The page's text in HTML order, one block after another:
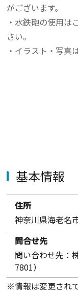
がございます。
・水鉄砲の使用は
さい。
・イラスト・写真
基本情報
住所
神奈川県海老名
問合せ先
問い合わせ先：
7801）
※情報は変更され